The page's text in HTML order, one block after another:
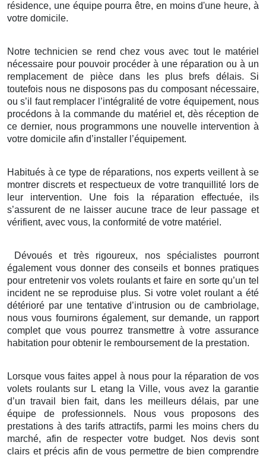
résidence, une équipe pourra être, en moins d'une heure, à
votre domicile.
Notre technicien se rend chez vous avec tout le matériel
nécessaire pour pouvoir procéder à une réparation ou à un
remplacement de pièce dans les plus brefs délais. Si
toutefois nous ne disposons pas du composant nécessaire,
ou s’il faut remplacer l’intégralité de votre équipement, nous
procédons à la commande du matériel et, dès réception de
ce dernier, nous programmons une nouvelle intervention à
votre domicile afin d’installer l’équipement.
Habitués à ce type de réparations, nos experts veillent à se
montrer discrets et respectueux de votre tranquillité lors de
leur intervention. Une fois la réparation effectuée, ils
s’assurent de ne laisser aucune trace de leur passage et
vérifient, avec vous, la conformité de votre matériel.
Dévoués et très rigoureux, nos spécialistes pourront
également vous donner des conseils et bonnes pratiques
pour entretenir vos volets roulants et faire en sorte qu’un tel
incident ne se reproduise plus. Si votre volet roulant a été
détérioré par une tentative d’intrusion ou de cambriolage,
nous vous fournirons également, sur demande, un rapport
complet que vous pourrez transmettre à votre assurance
habitation pour obtenir le remboursement de la prestation.
Lorsque vous faites appel à nous pour la réparation de vos
volets roulants sur L etang la Ville, vous avez la garantie
d’un travail bien fait, dans les meilleurs délais, par une
équipe de professionnels. Nous vous proposons des
prestations à des tarifs attractifs, parmi les moins chers du
marché, afin de respecter votre budget. Nos devis sont
clairs et précis afin de vous permettre de bien comprendre